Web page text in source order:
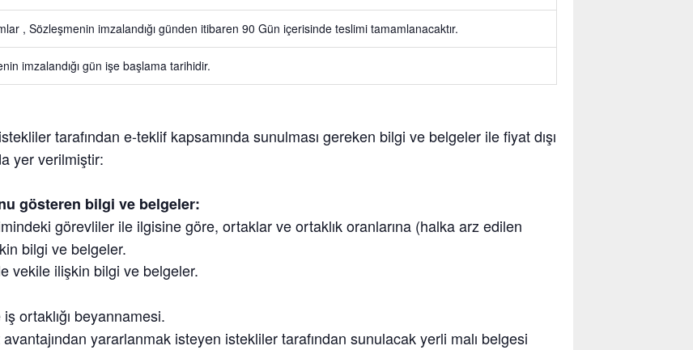
, Sözleşmenin imzalandığı günden itibaren 90 Gün içerisinde teslimi tamamlanacaktır.
imzalandığı gün işe başlama tarihidir.
tarafından e-teklif kapsamında sunulması gereken bilgi ve belgeler ile fiyat dışı
yer verilmiştir:
gösteren bilgi ve belgeler:
görevliler ile ilgisine göre, ortaklar ve ortaklık oranlarına (halka arz edilen
bilgi ve belgeler.
vekile ilişkin bilgi ve belgeler.
ortaklığı beyannamesi.
yararlanmak isteyen istekliler tarafından sunulacak yerli malı belgesi